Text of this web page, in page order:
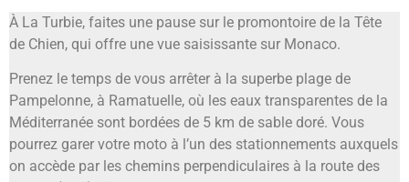
À La Turbie, faites une pause sur le promontoire de la Tête
de Chien, qui offre une vue saisissante sur Monaco.
Prenez le temps de vous arrêter à la superbe plage de
Pampelonne, à Ramatuelle, où les eaux transparentes de la
Méditerranée sont bordées de 5 km de sable doré. Vous
pourrez garer votre moto à l’un des stationnements auxquels
on accède par les chemins perpendiculaires à la route des